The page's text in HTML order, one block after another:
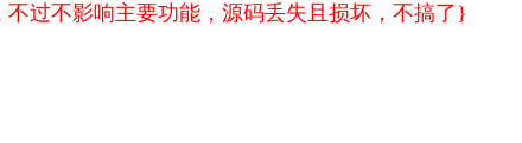
不过不影响主要功能，源码丢失且损坏，不搞了}